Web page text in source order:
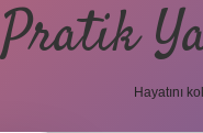
Pratik
Hayatını